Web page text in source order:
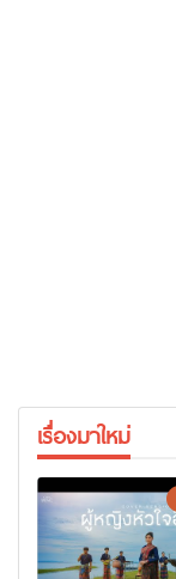
เรื่องมาใหม่